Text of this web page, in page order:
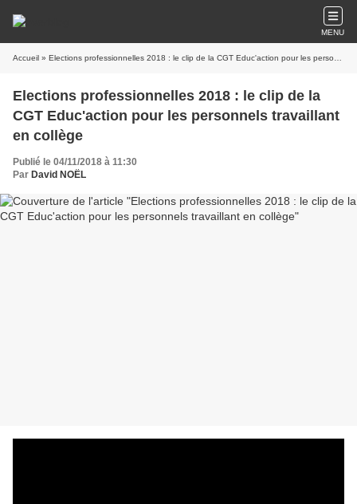
MENU
Accueil » Elections professionnelles 2018 : le clip de la CGT Educ'action pour les personnels travaillant en collège
Elections professionnelles 2018 : le clip de la
CGT Educ'action pour les personnels travaillant
en collège
Publié le 04/11/2018 à 11:30
Par David NOËL